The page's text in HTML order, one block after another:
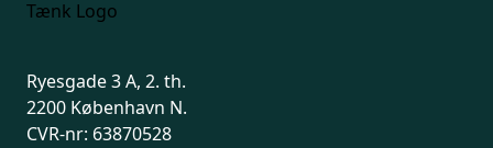
Ryesgade 3 A, 2. th.
2200 København N.
CVR-nr: 63870528